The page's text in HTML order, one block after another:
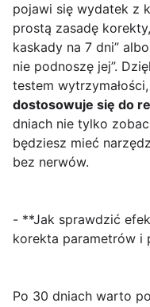
pojawi się wydatek z
prostą zasadę
kaskady na 7 dni”
nie podnoszę jej”.
testem
dostosowuje się do
dniach nie tylko
będziesz mieć
bez nerwów.
- **Jak sprawdzić
korekta parametrów i
Po 30 dniach warto